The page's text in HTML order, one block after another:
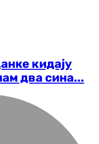
кидају
два сина...